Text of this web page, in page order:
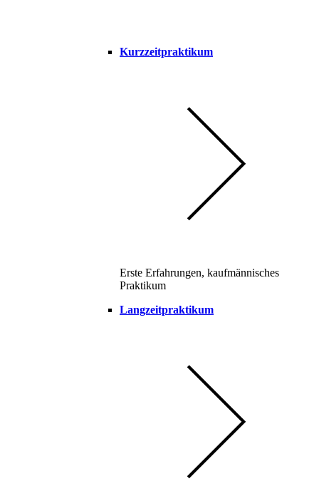
Kurzzeitpraktikum
Erste Erfahrungen, kaufmännisches
Praktikum
Langzeitpraktikum